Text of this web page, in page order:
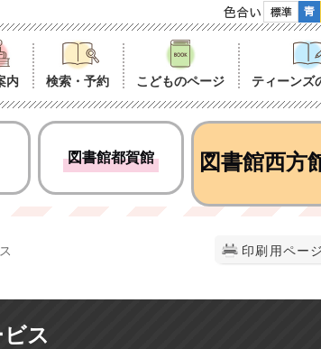
色合い
内 検索・予約 こどものページ ティーンズ
図書館都賀館 図書館西方
印刷用ペー
ス